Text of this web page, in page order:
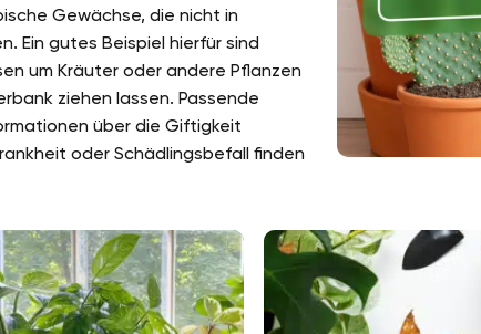
Gewächse, die nicht in
Ein gutes Beispiel hierfür sind
um Kräuter oder andere Pflanzen
ziehen lassen. Passende
über die Giftigkeit
oder Schädlingsbefall finden